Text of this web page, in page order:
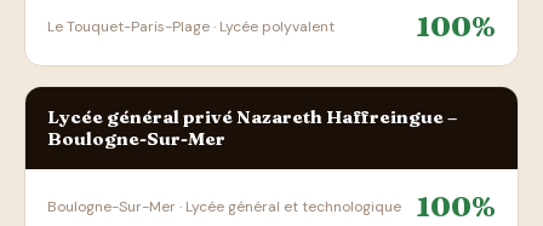
Le Touquet-Paris-Plage · Lycée polyvalent 100%
Lycée général privé Nazareth Haffreingue –
Boulogne-Sur-Mer
Boulogne-Sur-Mer · Lycée général et technologique 100%